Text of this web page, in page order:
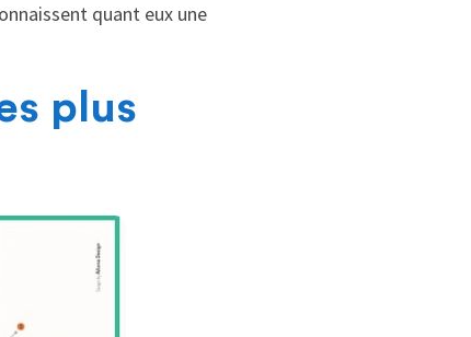
quant eux une
plus